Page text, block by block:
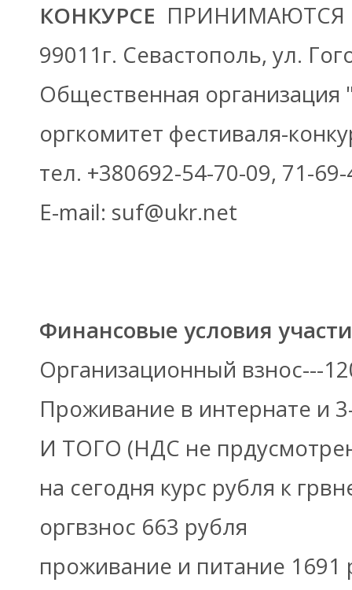
КОНКУРСЕ ПРИНИМАЮТСЯ
99011г. Севастополь, ул.
Общественная организация
оргкомитет фестиваля-
тел. +380692-54-70-09, 71-
Е-mail: suf@ukr.net
Финансовые условия
Организационный взнос---
Проживание в интернате и
И ТОГО (НДС не
на сегодня курс рубля к
оргвзнос 663 рубля
проживание и питание 1691